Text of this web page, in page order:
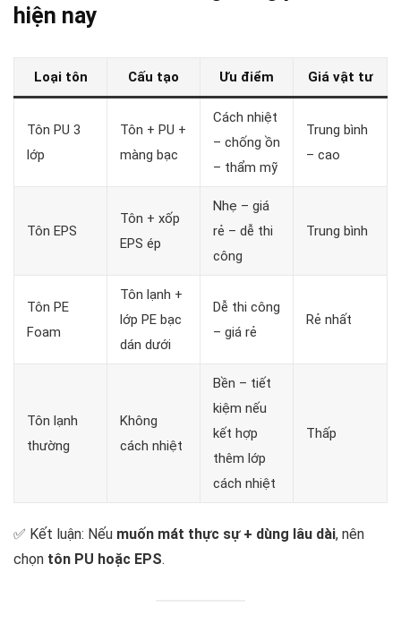
hiện nay
Loại tôn Cấu tạo Ưu điểm Giá vật tư
Tôn PU 3
lớp
Tôn + PU +
màng bạc
Cách nhiệt
– chống ồn
– thẩm mỹ
Trung bình
– cao
Tôn EPS
Tôn + xốp
EPS ép
Nhẹ – giá
rẻ – dễ thi
công
Trung bình
Tôn PE
Foam
Tôn lạnh +
lớp PE bạc
dán dưới
Dễ thi công
– giá rẻ
Rẻ nhất
Tôn lạnh
thường
Không
cách nhiệt
Bền – tiết
kiệm nếu
kết hợp
thêm lớp
cách nhiệt
Thấp
✅ Kết luận: Nếu muốn mát thực sự + dùng lâu dài, nên
chọn tôn PU hoặc EPS.